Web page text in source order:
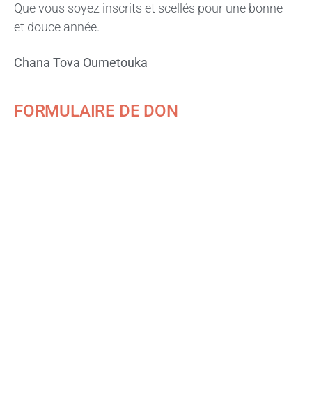
Que vous soyez inscrits et scellés pour une bonne
et douce année.
Chana Tova Oumetouka
FORMULAIRE DE DON